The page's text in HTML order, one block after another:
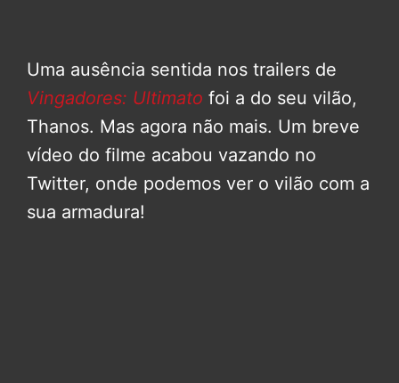
Uma ausência sentida nos trailers de
Vingadores: Ultimato foi a do seu vilão,
Thanos. Mas agora não mais. Um breve
vídeo do filme acabou vazando no
Twitter, onde podemos ver o vilão com a
sua armadura!